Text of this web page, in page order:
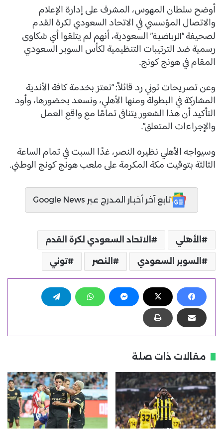
أوضح سلطان المهوس، المشرف على إدارة الإعلام
والاتصال المؤسسي في الاتحاد السعودي لكرة القدم
لصحيفة “الرياضية” السعودية، أنهم لم يتلقوا أي شكاوى
رسمية ضد الترتيبات التنظيمية لكأس السوبر السعودي
المقام في هونج كونج.
وعن تصريحات توني رد قائلاً: “نعتز بخدمة كافة الأندية
المشاركة في البطولة ومنها الأهلي، ونسعد بحضورها، وأود
التأكيد أن هذا الشعور يتنافى تمامًا مع واقع العمل
والإجراءات المتعلق”.
وسيواجه الأهلي نظيره النصر، غدًا السبت في تمام الساعة
الثالثة بتوقيت مكة المكرمة على ملعب هونج كونج الوطني.
تابع آخر أخبار المدرج عبر Google News
الأهلي الاتحاد السعودي لكرة القدم
السوبر السعودي النصر توني
مقالات ذات صلة